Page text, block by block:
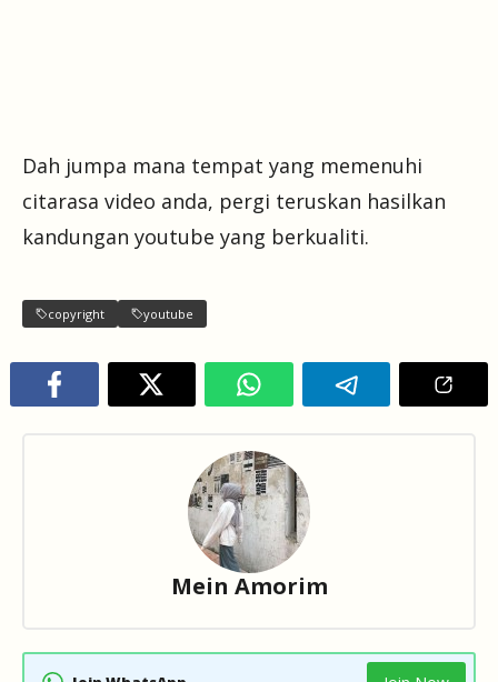
Dah jumpa mana tempat yang memenuhi
citarasa video anda, pergi teruskan hasilkan
kandungan youtube yang berkualiti.
copyright youtube
Mein Amorim